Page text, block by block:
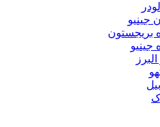
جینیو
بریجستون
جینیو